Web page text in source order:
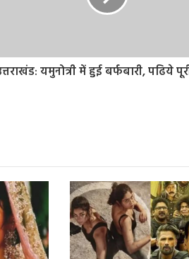
यमुनोत्री में हुई बर्फबारी, पढिये